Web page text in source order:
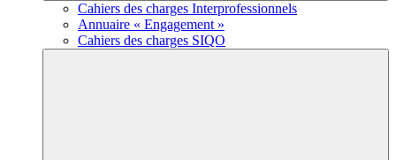
Cahiers des charges Interprofessionnels
Annuaire « Engagement »
Cahiers des charges SIQO